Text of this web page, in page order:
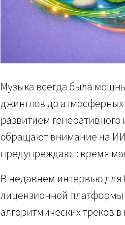
Музыка всегда была
джинглов до
развитием генеративного
обращают внимание на
предупреждают: время
В недавнем интервью для
лицензионной
алгоритмических треков